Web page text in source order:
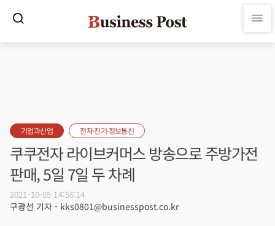
기업과산업 전자·전기·정보통신
쿠쿠전자 라이브커머스 방송으로 주방가전
판매, 5일 7일 두 차례
2021-10-05 14:56:14
구광선 기자 - kks0801@businesspost.co.kr